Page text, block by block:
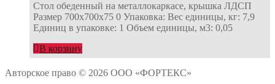
Стол обеденный на металлокаркасе, крышка ЛДСП
Размер 700х700х75 0 Упаковка: Вес единицы, кг: 7,9
Единиц в упаковке: 1 Объем единицы, м3: 0,05
В корзину
Авторское право © 2026 ООО «ФОРТЕКС»